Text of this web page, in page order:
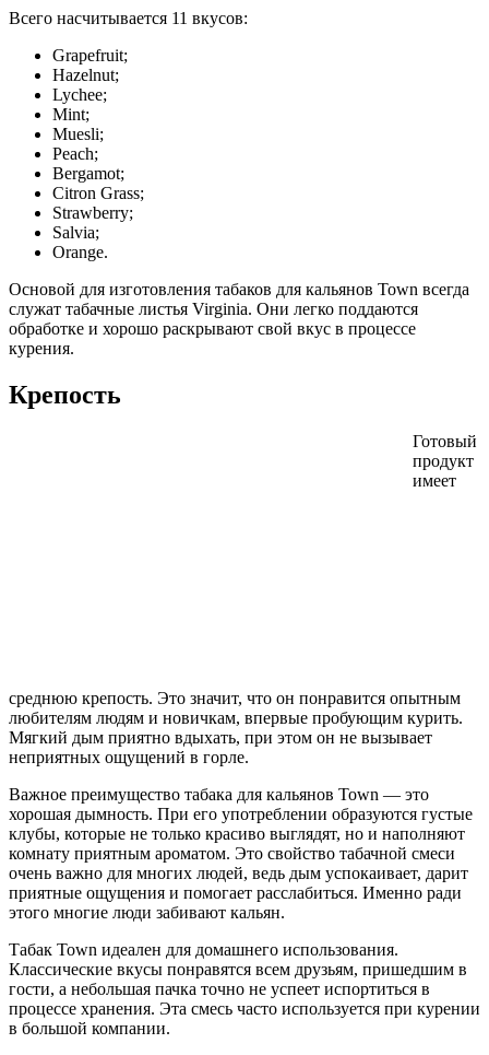
Всего насчитывается 11 вкусов:
Grapefruit;
Hazelnut;
Lychee;
Mint;
Muesli;
Peach;
Bergamot;
Citron Grass;
Strawberry;
Salvia;
Orange.
Основой для изготовления табаков для кальянов Town всегда
служат табачные листья Virginia. Они легко поддаются
обработке и хорошо раскрывают свой вкус в процессе
курения.
Крепость
Готовый
продукт
имеет
среднюю крепость. Это значит, что он понравится опытным
любителям людям и новичкам, впервые пробующим курить.
Мягкий дым приятно вдыхать, при этом он не вызывает
неприятных ощущений в горле.
Важное преимущество табака для кальянов Town — это
хорошая дымность. При его употреблении образуются густые
клубы, которые не только красиво выглядят, но и наполняют
комнату приятным ароматом. Это свойство табачной смеси
очень важно для многих людей, ведь дым успокаивает, дарит
приятные ощущения и помогает расслабиться. Именно ради
этого многие люди забивают кальян.
Табак Town идеален для домашнего использования.
Классические вкусы понравятся всем друзьям, пришедшим в
гости, а небольшая пачка точно не успеет испортиться в
процессе хранения. Эта смесь часто используется при курении
в большой компании.